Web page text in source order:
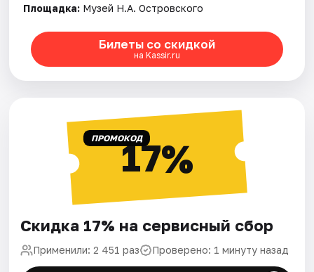
Площадка: Музей Н.А. Островского
Билеты со скидкой
на Kassir.ru
ПРОМОКОД17%
Скидка 17% на сервисный сбор
Применили: 2 451 раз Проверено: 1 минуту назад